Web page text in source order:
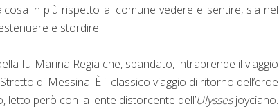
in più rispetto al comune vedere e sentire, sia nel
e stordire.
fu Marina Regia che, sbandato, intraprende il viaggio
di Messina. È il classico viaggio di ritorno dell’eroe
letto però con la lente distorcente dell’Ulyssesjoyciano.